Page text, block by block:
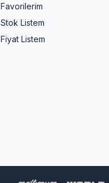
Favorilerim
Stok Listem
Fiyat Listem